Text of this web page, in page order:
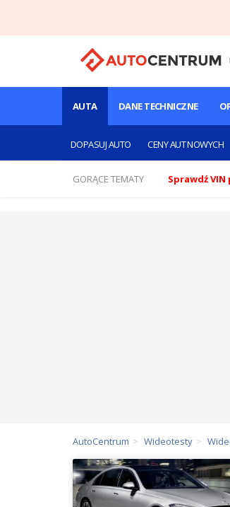
AUTA
DOPASUJ AUTO CENY AUT NOWYCH
DANE TECHNICZNE
GORĄCE TEMATY Sprawdź
AutoCentrum Wideotesty